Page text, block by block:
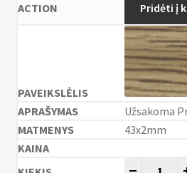
Pridėti į
Užsakoma
43x2mm